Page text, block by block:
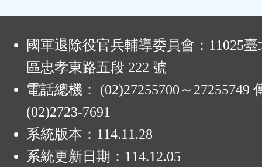
國軍退除役官兵輔導委員會：11025
區忠孝東路五段 222 號
電話總機： (02)27255700～27255749
(02)2723-7691
系統版本： 114.11.28
系統更新日期： 114.12.05